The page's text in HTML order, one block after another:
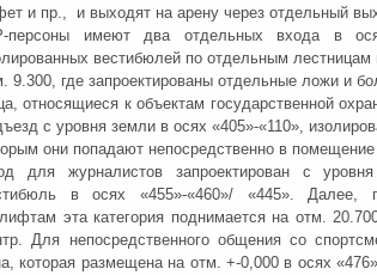
и пр., и выходят на арену через отдельный
персоны имеют два отдельных входа в
вестибюлей по отдельным
9.300, где запроектированы отдельные ложи и
относящиеся к объектам государственной
с уровня земли в осях «405»-«110»,
они попадают непосредственно в
для журналистов запроектирован с
в осях «455»-«460»/ «445». Далее,
эта категория поднимается на отм.
Для непосредственного общения со
которая размещена на отм. +-0,000 в осях